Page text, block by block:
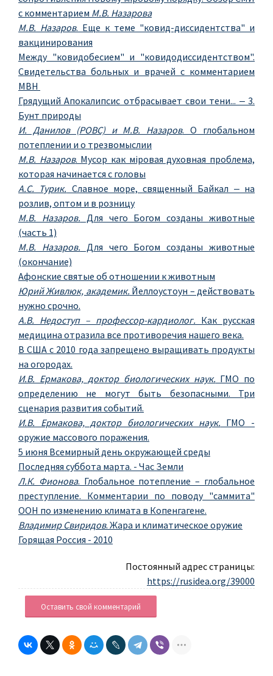
с комментарием М.В. Назарова
М.В. Назаров. Еще к теме "ковид-диссидентства" и
вакцинирования
Между "ковидобесием" и "ковидодиссидентством".
Свидетельства больных и врачей с комментарием
МВН
Грядущий Апокалипсис отбрасывает свои тени... ‒ 3.
Бунт природы
И. Данилов (РОВС) и М.В. Назаров. О глобальном
потеплении и о трезвомыслии
М.В. Назаров. Мусор как мiровая духовная проблема,
которая начинается с головы
А.С. Турик. Славное море, священный Байкал ‒ на
розлив, оптом и в розницу
М.В. Назаров. Для чего Богом созданы животные
(часть 1)
М.В. Назаров. Для чего Богом созданы животные
(окончание)
Афонские святые об отношении к животным
Юрий Живлюк, академик. Йеллоустоун – действовать
нужно срочно.
А.В. Недоступ – профессор-кардиолог. Как русская
медицина отразила все противоречия нашего века.
В США с 2010 года запрещено выращивать продукты
на огородах.
И.В. Ермакова, доктор биологических наук. ГМО по
определению не могут быть безопасными. Три
сценария развития событий.
И.В. Ермакова, доктор биологических наук. ГМО -
оружие массового поражения.
5 июня Всемирный день окружающей среды
Последняя суббота марта. - Час Земли
Л.К. Фионова. Глобальное потепление – глобальное
преступление. Комментарии по поводу "саммита"
ООН по изменению климата в Копенгагене.
Владимир Свиридов. Жара и климатическое оружие
Горящая Россия - 2010
Постоянный адрес страницы:
https://rusidea.org/39000
Оставить свой комментарий